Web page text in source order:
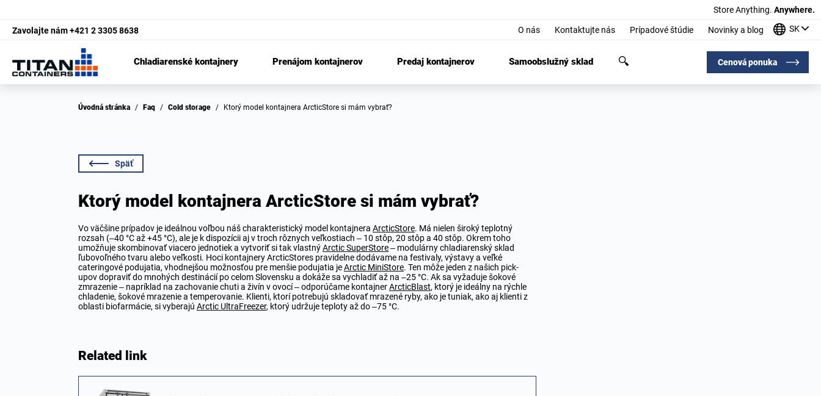
Store Anything. Anywhere.
Zavolajte nám+421 2 3305 8638 O nás Kontaktujte nás Prípadové štúdie Novinky a blog SK
Chladiarenské kontajnery Prenájom kontajnerov Predaj kontajnerov Samoobslužný sklad Cenová ponuka
Úvodná stránka / Faq / Cold storage / Ktorý model kontajnera ArcticStore si mám vybrať?
Späť
Ktorý model kontajnera ArcticStore si mám vybrať?
Vo väčšine prípadov je ideálnou voľbou náš charakteristický model kontajnera ArcticStore. Má nielen široký teplotný
rozsah (–40 °C až +45 °C), ale je k dispozícii aj v troch rôznych veľkostiach – 10 stôp, 20 stôp a 40 stôp. Okrem toho
umožňuje skombinovať viacero jednotiek a vytvoriť si tak vlastnýArctic SuperStore– modulárny chladiarenský sklad
ľubovoľného tvaru alebo veľkosti. Hoci kontajnery ArcticStores pravidelne dodávame na festivaly, výstavy a veľké
cateringové podujatia, vhodnejšou možnosťou pre menšie podujatia jeArctic MiniStore. Ten môže jeden z našich pick-
upov dopraviť do mnohých destinácií po celom Slovensku a dokáže sa vychladiť až na –25 °C. Ak sa vyžaduje šokové
zmrazenie – napríklad na zachovanie chuti a živín v ovocí – odporúčame kontajnerArcticBlast, ktorý je ideálny na rýchle
chladenie, šokové mrazenie a temperovanie. Klienti, ktorí potrebujú skladovať mrazené ryby, ako je tuniak, ako aj klienti z
oblasti biofarmácie, si vyberajú Arctic UltraFreezer, ktorý udržuje teploty až do –75 °C.
Related link